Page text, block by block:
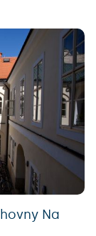
Na